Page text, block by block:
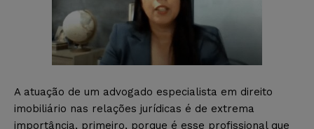
A atuação de um advogado especialista em direito
imobiliário nas relações jurídicas é de extrema
importância, primeiro, porque é esse profissional que